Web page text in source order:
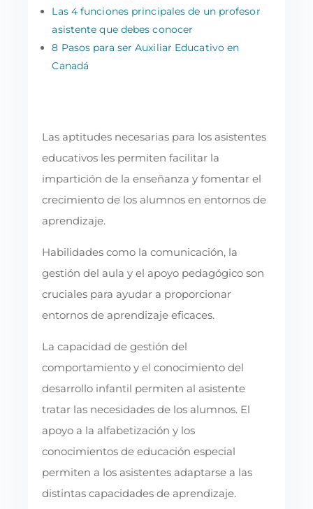
Las 4 funciones principales de un profesor
asistente que debes conocer
8 Pasos para ser Auxiliar Educativo en
Canadá
Las aptitudes necesarias para los asistentes
educativos les permiten facilitar la
impartición de la enseñanza y fomentar el
crecimiento de los alumnos en entornos de
aprendizaje.
Habilidades como la comunicación, la
gestión del aula y el apoyo pedagógico son
cruciales para ayudar a proporcionar
entornos de aprendizaje eficaces.
La capacidad de gestión del
comportamiento y el conocimiento del
desarrollo infantil permiten al asistente
tratar las necesidades de los alumnos. El
apoyo a la alfabetización y los
conocimientos de educación especial
permiten a los asistentes adaptarse a las
distintas capacidades de aprendizaje.